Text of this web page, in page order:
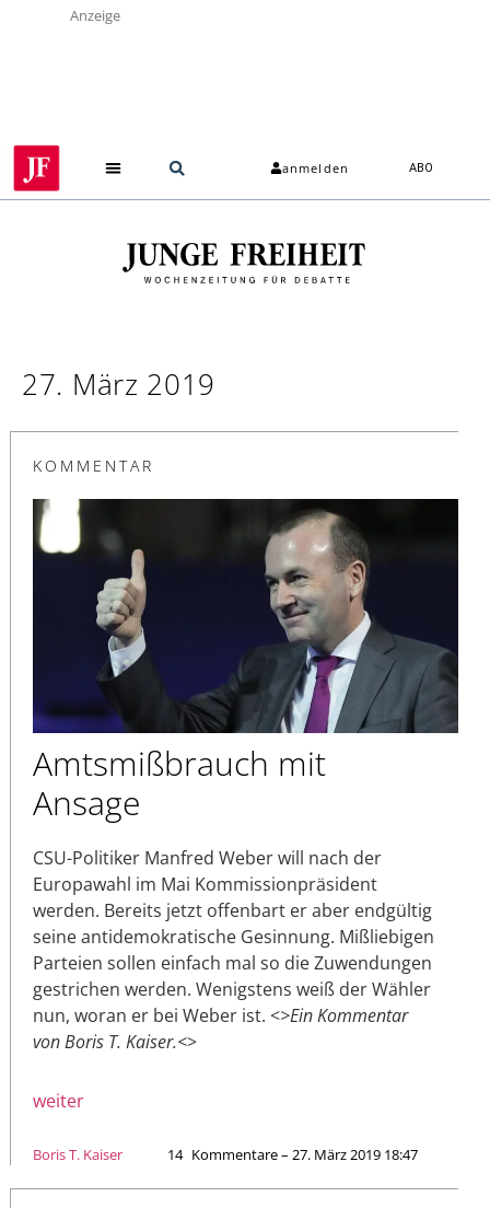
Anzeige
anmelden ABO
27. März 2019
KOMMENTAR
Amtsmißbrauch mit
Ansage
CSU-Politiker Manfred Weber will nach der
Europawahl im Mai Kommissionpräsident
werden. Bereits jetzt offenbart er aber endgültig
seine antidemokratische Gesinnung. Mißliebigen
Parteien sollen einfach mal so die Zuwendungen
gestrichen werden. Wenigstens weiß der Wähler
nun, woran er bei Weber ist. <>Ein Kommentar
von Boris T. Kaiser.<>
weiter
Boris T. Kaiser 14 Kommentare – 27. März 2019 18:47